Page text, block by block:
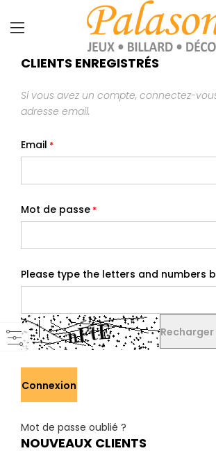
CLIENTS ENREGISTRÉS
Si vous avez un compte, connectez-
adresse email.
Email
Mot de passe
Please type the letters and numbers
Recharger
Connexion
Mot de passe oublié ?
NOUVEAUX CLIENTS